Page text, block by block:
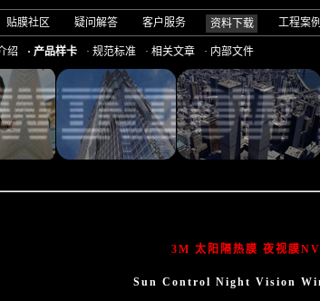
贴膜社区 疑问解答 客户服务 资料下载 工程案例
绍 · 产品样卡 · 规范标准 · 相关文章 · 内部文件
3M 太阳隔热膜 夜视膜NV
Sun Control Night Vision